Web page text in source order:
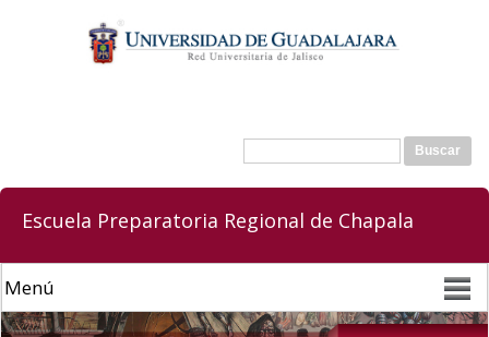
contenido
principal
Formulario de búsqueda
Buscar
Escuela Preparatoria Regional de Chapala